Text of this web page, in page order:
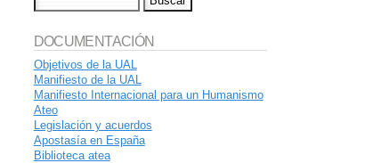
DOCUMENTACIÓN
Objetivos de la UAL
Manifiesto de la UAL
Manifiesto Internacional para un Humanismo
Ateo
Legislación y acuerdos
Apostasía en España
Biblioteca atea